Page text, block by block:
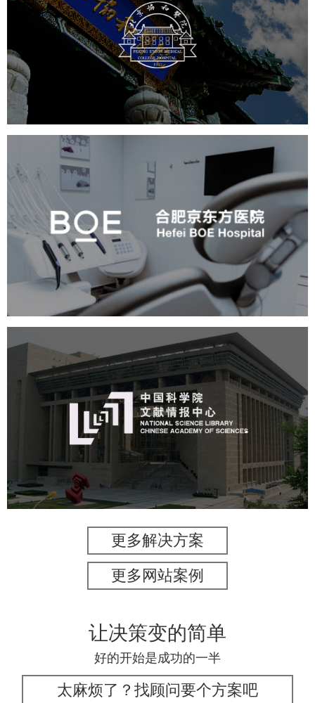
医药医疗 医院网站建设
博物馆展厅设计
数字博物馆建设
展厅空间设计
北京展厅设计
企业展厅设计 公司展厅设计
合肥京东方医院
医药医疗 医院网站建设
展厅空间设计
企业展厅设计
公司展厅设计
北京展厅设计
产品展厅设计
博物馆展厅设计 数字博物馆建设
中国科学院文献情报中心
网站建设
数字博物馆建设
展厅空间设计
产品展厅设计
更多解决方案
更多网站案例
让决策变的简单
好的开始是成功的一半
太麻烦了？找顾问要个方案吧